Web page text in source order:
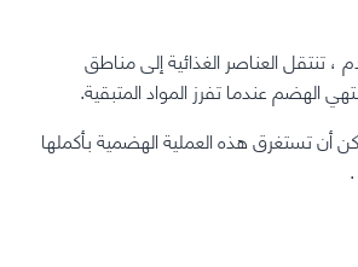
تنتقل العناصر الغذائية إلى مناطق
الهضم عندما تفرز المواد المتبقية.
أن تستغرق هذه العملية الهضمية بأكملها
.